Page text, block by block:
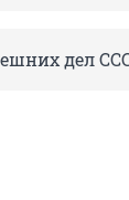
дел